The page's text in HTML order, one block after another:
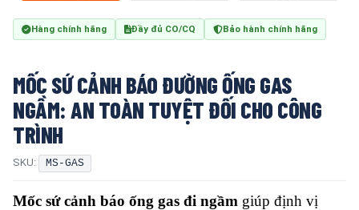
Hàng chính hãng Đầy đủ CO/CQ Bảo hành chính hãng
MỐC SỨ CẢNH BÁO ĐƯỜNG ỐNG GAS
NGẦM: AN TOÀN TUYỆT ĐỐI CHO CÔNG
TRÌNH
SKU: MS-GAS
Mốc sứ cảnh báo ống gas đi ngầm giúp định vị